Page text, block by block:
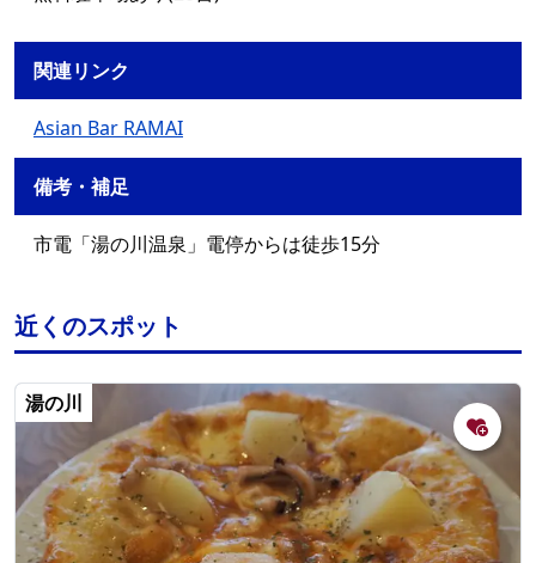
関連リンク
Asian Bar RAMAI
備考・補足
市電「湯の川温泉」電停からは徒歩15分
近くのスポット
湯の川